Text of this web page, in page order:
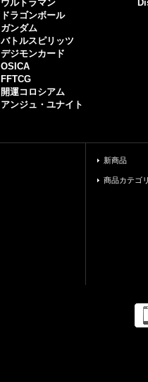
ウルトラマン
ドラゴンボール
ガンダム
バトルスピリッツ
デジモンカード
OSICA
FFTCG
開運コロシアム
アンジュ・ユナイト
新商品
商品カテゴ